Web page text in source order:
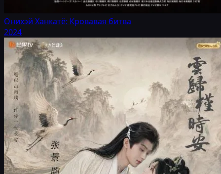
Онихэй Ханкатё: Кровавая битва
2024